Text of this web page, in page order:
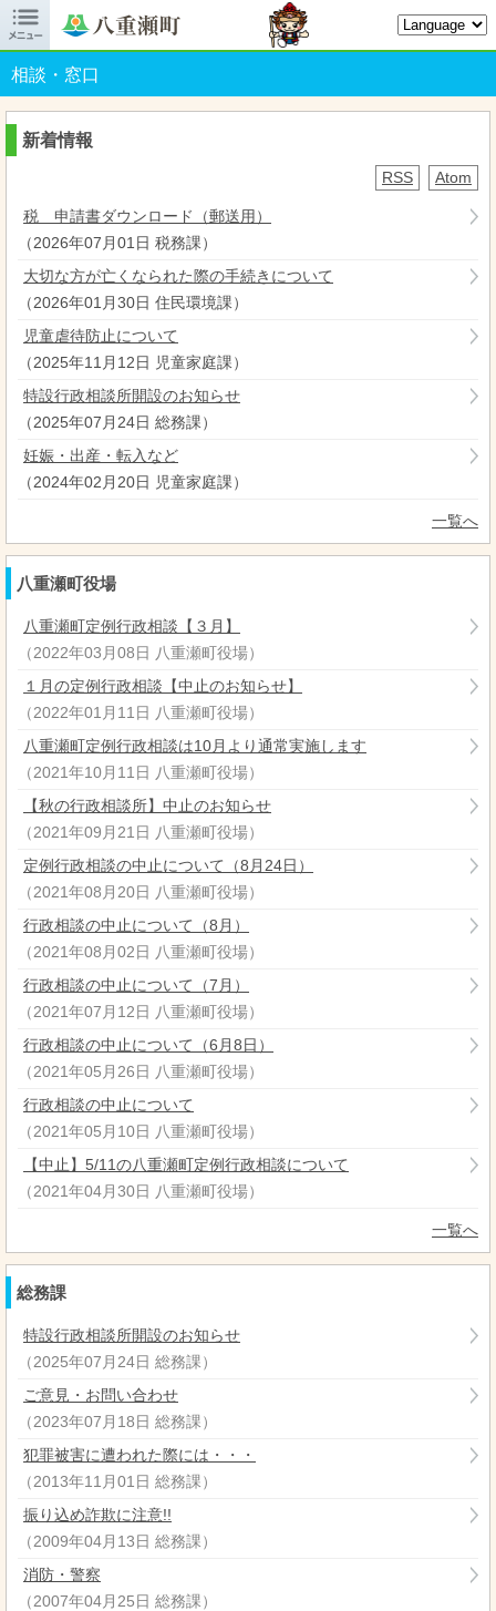
 八重瀬町オフィシャルサイト
相談・窓口
新着情報
RSS Atom
税 申請書ダウンロード（郵送用）
（2026年07月01日 税務課）
大切な方が亡くなられた際の手続きについて
（2026年01月30日 住民環境課）
児童虐待防止について
（2025年11月12日 児童家庭課）
特設行政相談所開設のお知らせ
（2025年07月24日 総務課）
妊娠・出産・転入など
（2024年02月20日 児童家庭課）
一覧へ
八重瀬町役場
八重瀬町定例行政相談【３月】
（2022年03月08日 八重瀬町役場）
１月の定例行政相談【中止のお知らせ】
（2022年01月11日 八重瀬町役場）
八重瀬町定例行政相談は10月より通常実施します
（2021年10月11日 八重瀬町役場）
【秋の行政相談所】中止のお知らせ
（2021年09月21日 八重瀬町役場）
定例行政相談の中止について（8月24日）
（2021年08月20日 八重瀬町役場）
行政相談の中止について（8月）
（2021年08月02日 八重瀬町役場）
行政相談の中止について（7月）
（2021年07月12日 八重瀬町役場）
行政相談の中止について（6月8日）
（2021年05月26日 八重瀬町役場）
行政相談の中止について
（2021年05月10日 八重瀬町役場）
【中止】5/11の八重瀬町定例行政相談について
（2021年04月30日 八重瀬町役場）
一覧へ
総務課
特設行政相談所開設のお知らせ
（2025年07月24日 総務課 ）
ご意見・お問い合わせ
（2023年07月18日 総務課 ）
犯罪被害に遭われた際には・・・
（2013年11月01日 総務課 ）
振り込め詐欺に注意!!
（2009年04月13日 総務課 ）
消防・警察
（2007年04月25日 総務課 ）